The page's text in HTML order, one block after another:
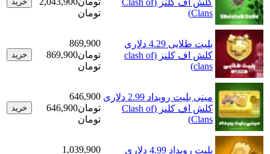
کلش اف کلنز (Clash of
Clans)
بلیت طلایی 4.29 دلاری
کلش اف کلنز (clash of
clans)
869,900
تومان
869,900
خرید
مینی بلیت رویداد 2.99 دلاری
کلش اف کلنز (Clash of
Clans)
646,900
تومان
646,900
خرید
بلیت رویداد 4.99 دلاری
1,039,900